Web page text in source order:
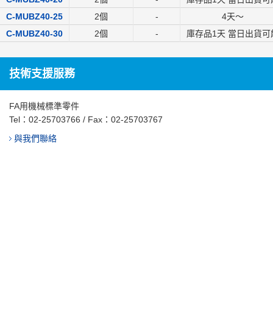
C-MUBZ40-25
2個 - 4天～
C-MUBZ40-30
2個 - 庫存品1天 當日出貨可
技術支援服務
FA用機械標準零件
Tel： 02-25703766 / Fax：02-25703767
與我們聯絡